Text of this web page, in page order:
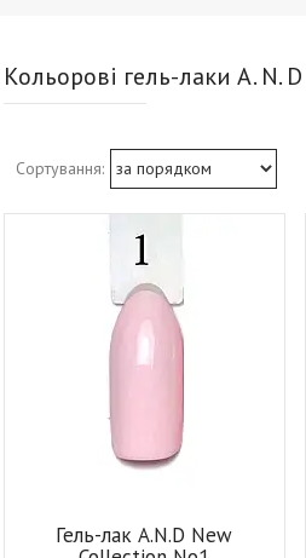
Кольорові гель-лаки A. N. D
Гель-лак A.N.D New